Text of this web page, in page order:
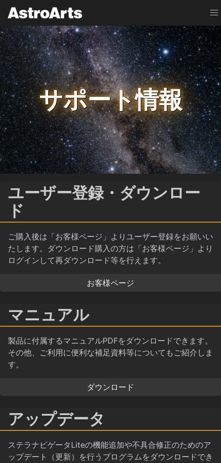
サポート情報
ユーザー登録・ダウンロー
ド
ご購入後は「お客様ページ」よりユーザー登録をお願いい
たします。ダウンロード購入の方は「お客様ページ」より
ログインして再ダウンロード等を行えます。
お客様ページ
マニュアル
製品に付属するマニュアルPDFをダウンロードできます。
その他、ご利用に便利な補足資料等についてもご紹介しま
す。
ダウンロード
アップデータ
ステラナビゲータLiteの機能追加や不具合修正のためのア
ップデート（更新）を行うプログラムをダウンロードでき